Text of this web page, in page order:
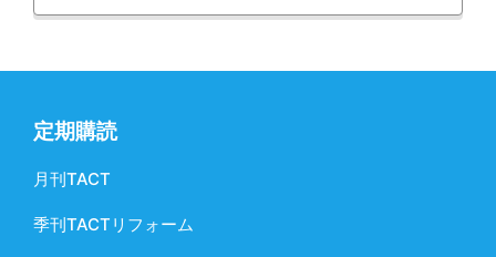
定期購読
月刊TACT
季刊TACTリフォーム